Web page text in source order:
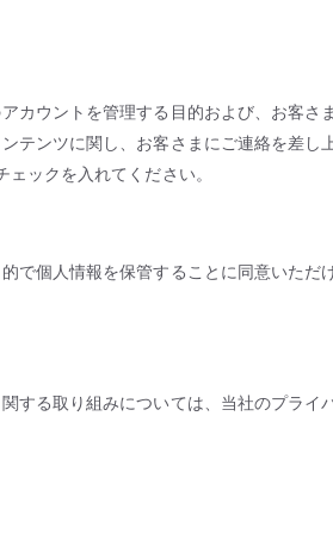
カウントを管理する目的および、お客さ
テンツに関し、お客さまにご連絡を差し
ックを入れてください。
個人情報を保管することに同意いただ
する取り組みについては、当社のプライ